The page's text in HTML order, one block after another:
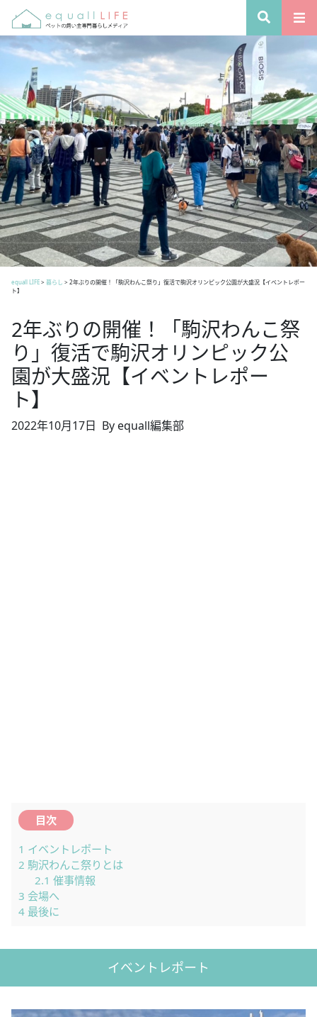
equall LIFE> 暮らし > 2年ぶりの開催！「駒沢わんこ祭り」復活で駒沢オリンピック公園が大盛況【イベントレポー
ト】
2年ぶりの開催！「駒沢わんこ祭
り」復活で駒沢オリンピック公
園が大盛況【イベントレポー
ト】
2022年10月17日 By equall編集部
目次
1 イベントレポート
2 駒沢わんこ祭りとは
2.1 催事情報
3 会場へ
4 最後に
イベントレポート